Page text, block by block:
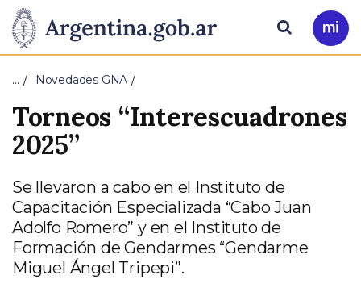
Presidencia
de
la
Nación
Pasar al contenido principal
Ir
a
Buscar
… Novedades GNA
Torneos “Interescuadrones
2025”
Se llevaron a cabo en el Instituto de
Capacitación Especializada “Cabo Juan
Adolfo Romero” y en el Instituto de
Formación de Gendarmes “Gendarme
Miguel Ángel Tripepi”.